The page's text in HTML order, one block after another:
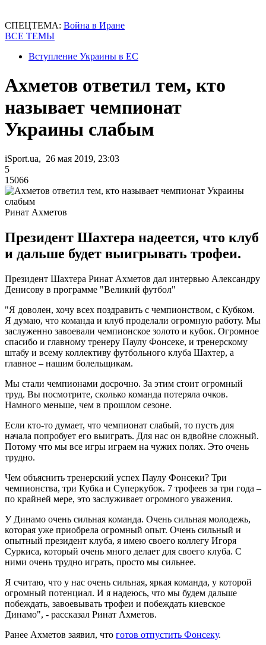
СПЕЦТЕМА: Война в Иране
ВСЕ ТЕМЫ
Вступление Украины в ЕС
Ахметов ответил тем, кто
называет чемпионат
Украины слабым
iSport.ua, 26 мая 2019, 23:03
5
15066
Ринат Ахметов
Президент Шахтера надеется, что клуб
и дальше будет выигрывать трофеи.
Президент Шахтера Ринат Ахметов дал интервью Александру
Денисову в программе "Великий футбол"
"Я доволен, хочу всех поздравить с чемпионством, с Кубком.
Я думаю, что команда и клуб проделали огромную работу. Мы
заслуженно завоевали чемпионское золото и кубок. Огромное
спасибо и главному тренеру Паулу Фонсеке, и тренерскому
штабу и всему коллективу футбольного клуба Шахтер, а
главное – нашим болельщикам.
Мы стали чемпионами досрочно. За этим стоит огромный
труд. Вы посмотрите, сколько команда потеряла очков.
Намного меньше, чем в прошлом сезоне.
Если кто-то думает, что чемпионат слабый, то пусть для
начала попробует его выиграть. Для нас он вдвойне сложный.
Потому что мы все игры играем на чужих полях. Это очень
трудно.
Чем объяснить тренерский успех Паулу Фонсеки? Три
чемпионства, три Кубка и Суперкубок. 7 трофеев за три года –
по крайней мере, это заслуживает огромного уважения.
У Динамо очень сильная команда. Очень сильная молодежь,
которая уже приобрела огромный опыт. Очень сильный и
опытный президент клуба, я имею своего коллегу Игоря
Суркиса, который очень много делает для своего клуба. С
ними очень трудно играть, просто мы сильнее.
Я считаю, что у нас очень сильная, яркая команда, у которой
огромный потенциал. И я надеюсь, что мы будем дальше
побеждать, завоевывать трофеи и побеждать киевское
Динамо", - рассказал Ринат Ахметов.
Ранее Ахметов заявил, что готов отпустить Фонсеку.